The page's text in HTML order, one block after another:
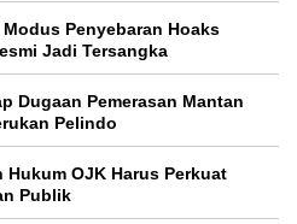
Penyebaran Hoaks
Jadi Tersangka
Dugaan Pemerasan Mantan
Pelindo
Hukum OJK Harus Perkuat
Publik